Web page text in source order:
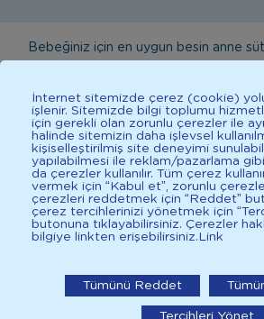
Bebeğiniz için en uygun besin anne
danışınız. Bu sitede yayınlanan
yerine geçmez. En doğru bilgi için
Sağlıklı yaşam için dengeli, çeşitli
çocuklarda bağışıklık sisteminin
bulunur.
İnternet sitemizde çerez (cookie)
işlenir. Sitemizde bilgi toplumu
için gerekli olan zorunlu çerezler ile
halinde sitemizin daha işlevsel
kişiselleştirilmiş site deneyimi
yapılabilmesi ile reklam/pazarlama
da çerezler kullanılır. Tüm çerez
vermek için “Kabul et”, zorunlu
çerezleri reddetmek için “Reddet”
çerez tercihlerinizi yönetmek için
butonuna tıklayabilirsiniz. Çerezler
bilgiye linkten erişebilirsiniz. Link
Tümünü Reddet
Tercihleri Yönet